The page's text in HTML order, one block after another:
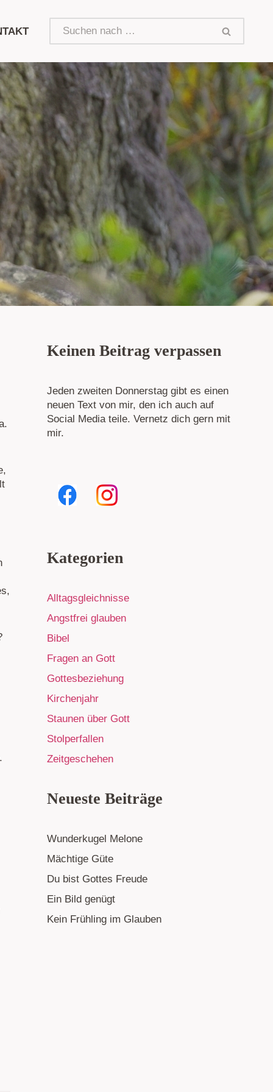
Keinen Beitrag verpassen
Jeden zweiten Donnerstag gibt es einen
neuen Text von mir, den ich auch auf
Social Media teile. Vernetz dich gern mit
mir.
Kategorien
Alltagsgleichnisse
Angstfrei glauben
Bibel
Fragen an Gott
Gottesbeziehung
Kirchenjahr
Staunen über Gott
Stolperfallen
Zeitgeschehen
Neueste Beiträge
Wunderkugel Melone
Mächtige Güte
Du bist Gottes Freude
Ein Bild genügt
Kein Frühling im Glauben